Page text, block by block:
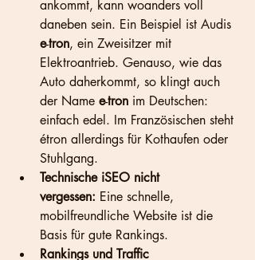
ankommt, kann woanders voll
daneben sein. Ein Beispiel ist Audis
e-tron, ein Zweisitzer mit
Elektroantrieb. Genauso, wie das
Auto daherkommt, so klingt auch
der Name e-tron im Deutschen:
einfach edel. Im Französischen steht
étron allerdings für Kothaufen oder
Stuhlgang.
Technische iSEO nicht
vergessen: Eine schnelle,
mobilfreundliche Website ist die
Basis für gute Rankings.
Rankings und Traffic